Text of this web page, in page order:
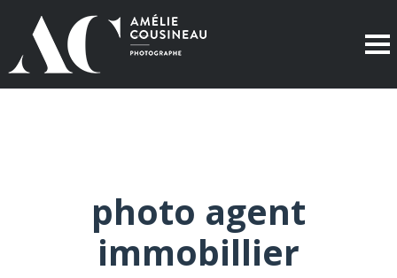
photo agent
immobillier